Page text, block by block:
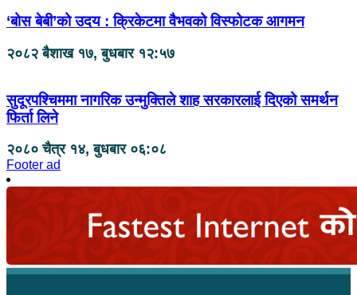
‘बोस बेबी’को उदय : क्रिकेटमा वैभवको विस्फोटक आगमन
२०८२ बैशाख १७, बुधबार १२:५७
सुदूरपश्चिममा नागरिक उन्मुक्तिले शाह सरकारलाई दिएको समर्थन
फिर्ता लिने
२०८० चैत्र १४, बुधबार ०६:०८
Footer ad